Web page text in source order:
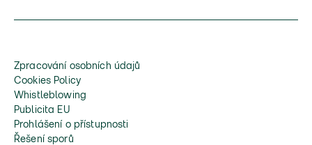
Zpracování osobních údajů
Cookies Policy
Whistleblowing
Publicita EU
Prohlášení o přístupnosti
Řešení sporů